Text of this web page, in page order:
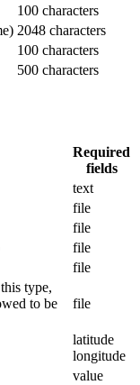
100 characters
2048 characters
100 characters
500 characters
Required
fields
text
file
file
file
file
type,
to be
file
latitude
longitude
value